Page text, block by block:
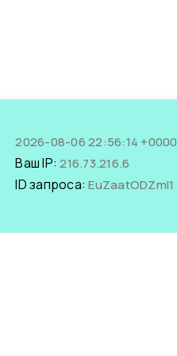
2026-08-06 22:56:14 +0000
Ваш IP:216.73.216.6
ID запроса:EuZaatODZmI1